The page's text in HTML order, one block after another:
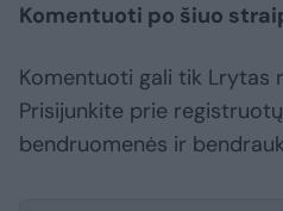
Komentuoti po šiuo
Komentuoti gali tik Lrytas
Prisijunkite prie
bendruomenės ir